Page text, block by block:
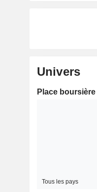
Univers
Place boursière
Tous les pays